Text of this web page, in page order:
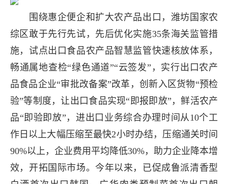
围绕惠企便企和扩大农产品出口，潍坊国家农
综区敢于先行先试，先后优化实施35条海关监管措
施，试点出口食品农产品智慧监管快速核放体系，
畅通属地查检“绿色通道”“云签发”，实行出口农产
品食品企业“审批改备案”改革，创新入区货物“预检
验”等制度，让出口食品实现“即报即放”，鲜活农产
品“即验即放”，进出口业务综合办理时间从10个工
作日以上大幅压缩至最快2小时办结，压缩通关时间
90%以上，企业费用平均降低30%，助力企业降本增
效，开拓国际市场。今年以来，已促成鲁派清香型